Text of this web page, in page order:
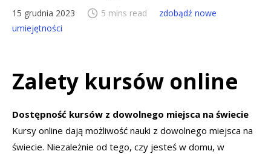
15 grudnia 2023 5 mins read
zdobądź nowe
umiejętności
Zalety kursów online
Dostępność kursów z dowolnego miejsca na świecie
Kursy online dają możliwość nauki z dowolnego miejsca na
świecie. Niezależnie od tego, czy jesteś w domu, w